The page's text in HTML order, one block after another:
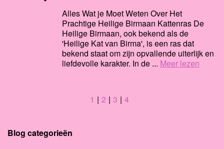
Alles Wat je Moet Weten Over Het
Prachtige Heilige Birmaan Kattenras De
Heilige Birmaan, ook bekend als de
'Heilige Kat van Birma', is een ras dat
bekend staat om zijn opvallende uiterlijk en
liefdevolle karakter. In de ... Meer lezen
1 2 3 4
Blog categorieën